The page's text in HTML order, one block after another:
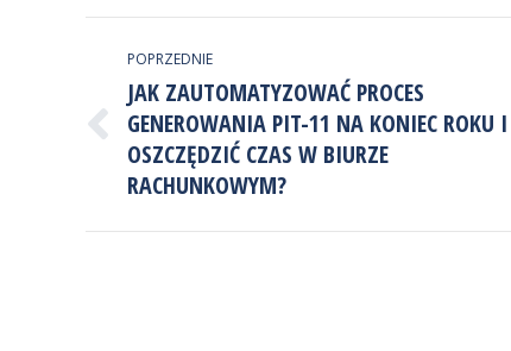
NAWIGACJA
WPISÓW
POPRZEDNIE
Poprzedni
wpis:
JAK ZAUTOMATYZOWAĆ PROCES
GENEROWANIA PIT-11 NA KONIEC ROKU I
OSZCZĘDZIĆ CZAS W BIURZE
RACHUNKOWYM?